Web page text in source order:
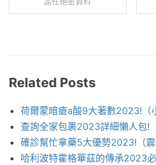
Related Posts
荷爾蒙暗瘡a酸9大著數2023!（
查詢全家包裹2023詳細懶人包!
確診幫忙拿藥5大優勢2023!（震
哈利波特霍格華茲的傳承2023必